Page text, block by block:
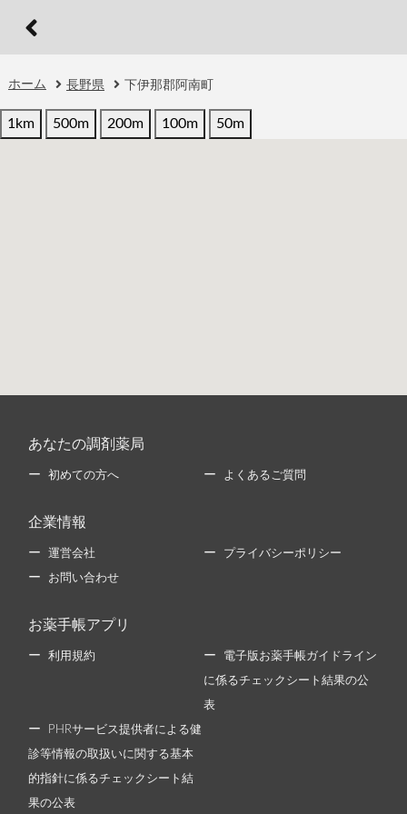
ホーム 長野県 下伊那郡阿南町
1km 500m 200m 100m 50m
あなたの調剤薬局
初めての方へ よくあるご質問
企業情報
運営会社 プライバシーポリシー
お問い合わせ
お薬手帳アプリ
利用規約 電子版お薬手帳ガイドライン
に係るチェックシート結果の公
表
PHRサービス提供者による健
診等情報の取扱いに関する基本
的指針に係るチェックシート結
果の公表